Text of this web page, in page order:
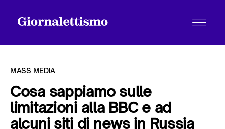
Tutti gli articoli
MASS MEDIA
Cosa sappiamo sulle
limitazioni alla BBC e ad
alcuni siti di news in Russia